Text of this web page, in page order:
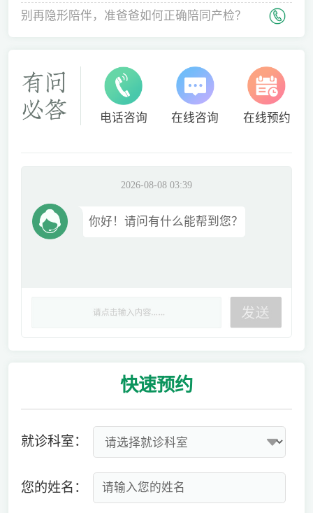
间
别再隐形陪伴，准爸爸如何正确陪同产检？
电话咨询 在线咨询 在线预约
2026-08-08 03:39
你好！请问有什么能帮到您？
快速预约
就诊科室：
您的姓名：